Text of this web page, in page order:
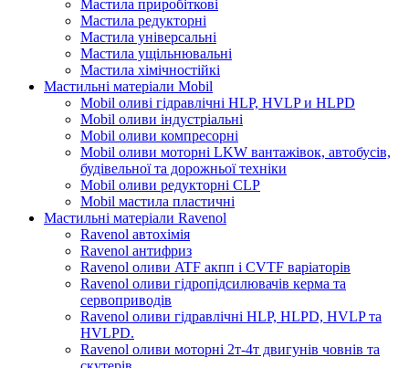
Мастила приробіткові
Мастила редукторні
Мастила універсальні
Мастила ущільнювальні
Мастила хімічностійкі
Мастильні матеріали Mobil
Mobil оливі гідравлічні HLP, HVLP и HLPD
Mobil оливи індустріальні
Mobil оливи компресорні
Mobil оливи моторні LKW вантажівок, автобусів,
будівельної та дорожньої техніки
Mobil оливи редукторні CLP
Mobil мастила пластичні
Мастильні матеріали Ravenol
Ravenol автохімія
Ravenol антифриз
Ravenol оливи ATF акпп і CVTF варіаторів
Ravenol оливи гідропідсилювачів керма та
сервоприводів
Ravenol оливи гідравлічні HLP, HLPD, HVLP та
HVLPD.
Ravenol оливи моторні 2т-4т двигунів човнів та